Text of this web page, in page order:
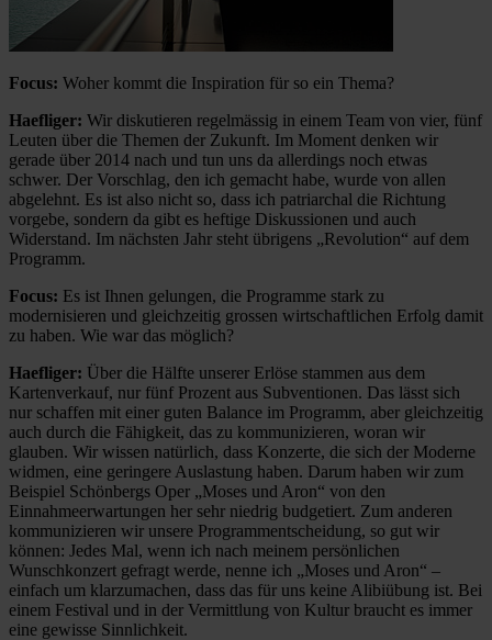
Focus: Woher kommt die Inspiration für so ein Thema?
Haefliger: Wir diskutieren regelmässig in einem Team von vier, fünf
Leuten über die Themen der Zukunft. Im Moment denken wir
gerade über 2014 nach und tun uns da allerdings noch etwas
schwer. Der Vorschlag, den ich gemacht habe, wurde von allen
abgelehnt. Es ist also nicht so, dass ich patriarchal die Richtung
vorgebe, sondern da gibt es heftige Diskussionen und auch
Widerstand. Im nächsten Jahr steht übrigens „Revolution“ auf dem
Programm.
Focus: Es ist Ihnen gelungen, die Programme stark zu
modernisieren und gleichzeitig grossen wirtschaftlichen Erfolg damit
zu haben. Wie war das möglich?
Haefliger: Über die Hälfte unserer Erlöse stammen aus dem
Kartenverkauf, nur fünf Prozent aus Subventionen. Das lässt sich
nur schaffen mit einer guten Balance im Programm, aber gleichzeitig
auch durch die Fähigkeit, das zu kommunizieren, woran wir
glauben. Wir wissen natürlich, dass Konzerte, die sich der Moderne
widmen, eine geringere Auslastung haben. Darum haben wir zum
Beispiel Schönbergs Oper „Moses und Aron“ von den
Einnahmeerwartungen her sehr niedrig budgetiert. Zum anderen
kommunizieren wir unsere Programmentscheidung, so gut wir
können: Jedes Mal, wenn ich nach meinem persönlichen
Wunschkonzert gefragt werde, nenne ich „Moses und Aron“ –
einfach um klarzumachen, dass das für uns keine Alibiübung ist. Bei
einem Festival und in der Vermittlung von Kultur braucht es immer
eine gewisse Sinnlichkeit.